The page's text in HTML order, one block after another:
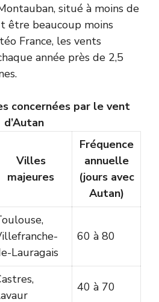
situé à moins de
être beaucoup moins
France, les vents
année près de 2,5
concernées par le vent
d’Autan
Villes
majeures
Fréquence
annuelle
(jours avec
Autan)
Lauragais
60 à 80
40 à 70